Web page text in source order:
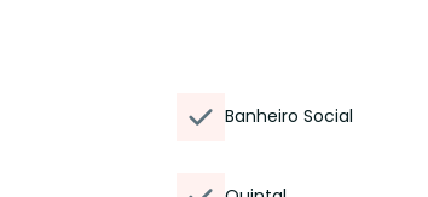
Banheiro Social